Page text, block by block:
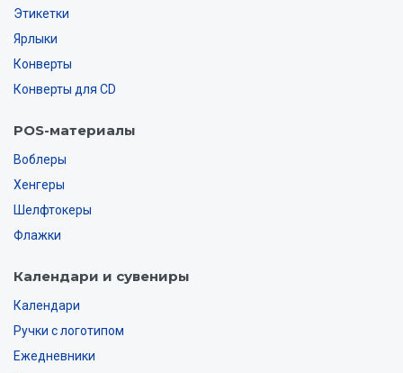
Этикетки
Ярлыки
Конверты
Конверты для CD
POS-материалы
Воблеры
Хенгеры
Шелфтокеры
Флажки
Календари и сувениры
Календари
Ручки с логотипом
Ежедневники